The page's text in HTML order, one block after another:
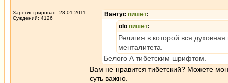
Зарегистрирован: 28.01.2011
Суждений: 4126
Вантус пишет:
olo пишет:
Религия в которой вся
менталитета.
Белого А тибетским шрифтом.
Вам не нравится тибетский? Можете
суть важно.